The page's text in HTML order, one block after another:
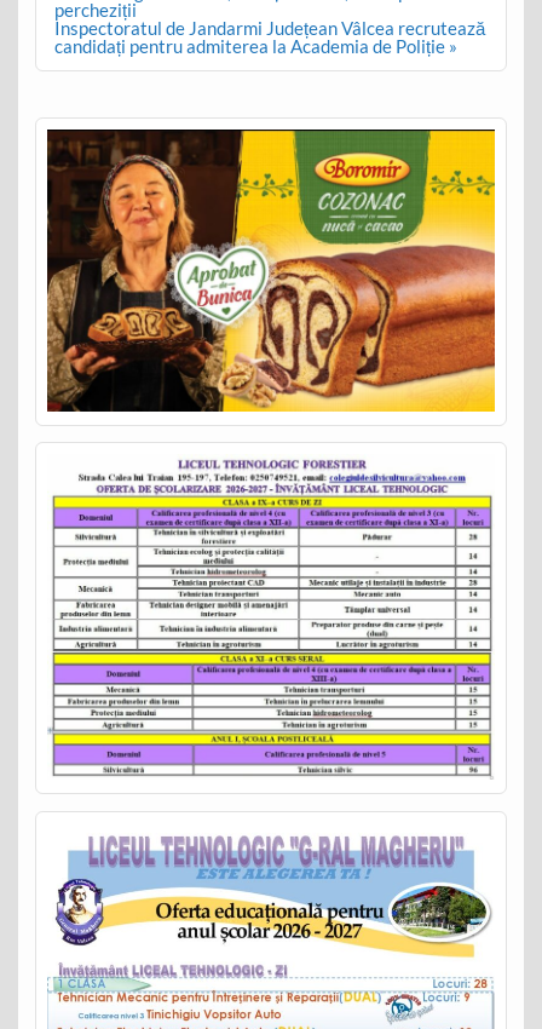
percheziții
Inspectoratul de Jandarmi Județean Vâlcea recrutează
candidați pentru admiterea la Academia de Poliție »